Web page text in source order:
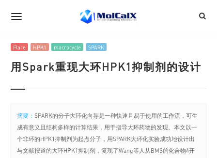
Flare HPK1 macrocycle SPARK
用Spark重现大环HPK1抑制剂的设计
摘要：SPARK的分子大环化向导是一种快速且易于使用的工作流，可生
成有意义且结构多样的计算结果，用于指导大环药物的发现。本文以一
个非环的HPK1抑制剂为起点分子，用SPARK大环化实验成功地设计出
与文献报道的大环HPK1抑制剂，复现了Wang等人从BMS的化合物4开